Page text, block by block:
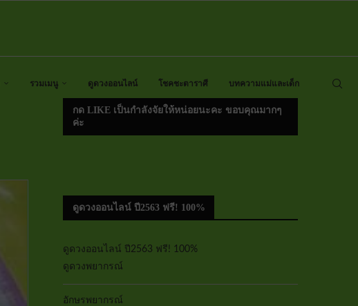
รวมเมนู ดูดวงออนไลน์ โชคชะตาราศี บทความแม่และเด็ก
กด LIKE เป็นกำลังจัยให้หน่อยนะคะ ขอบคุณมากๆ
ค่ะ
ดูดวงออนไลน์ ปี2563 ฟรี! 100%
ดูดวงออนไลน์ ปี2563 ฟรี! 100%
ดูดวงพยากรณ์
อักษรพยากรณ์